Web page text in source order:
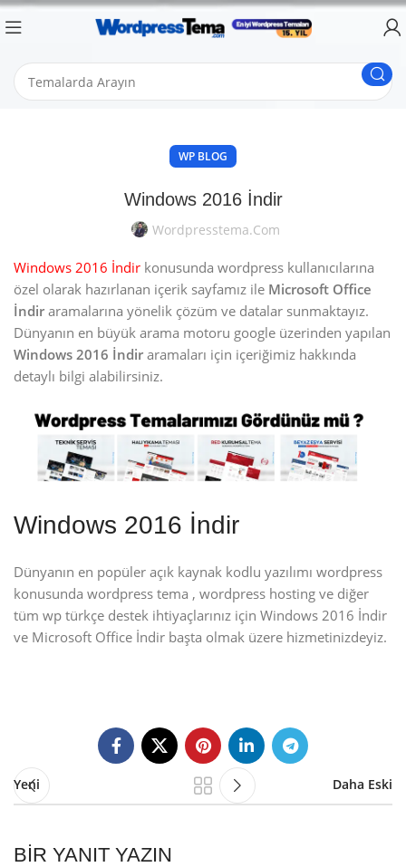
WP BLOG
Windows 2016 İndir
Wordpresstema.com
Windows 2016 İndir konusunda wordpress kullanıcılarına
özel olarak hazırlanan içerik sayfamız ile Microsoft Office
İndir aramalarına yönelik çözüm ve datalar sunmaktayız.
Dünyanın en büyük arama motoru google üzerinden yapılan
Windows 2016 İndir aramaları için içeriğimiz hakkında
detaylı bilgi alabilirsiniz.
Windows 2016 İndir
Dünyanın en popüler açık kaynak kodlu yazılımı wordpress
konusunda wordpress tema , wordpress hosting ve diğer
tüm wp türkçe destek ihtiyaçlarınız için Windows 2016 İndir
ve Microsoft Office İndir başta olmak üzere hizmetinizdeyiz.
Yeni Daha Eski
BIR YANIT YAZIN